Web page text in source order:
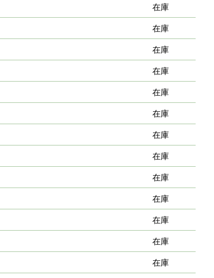
在庫
在庫
在庫
在庫
在庫
在庫
在庫
在庫
在庫
在庫
在庫
在庫
在庫